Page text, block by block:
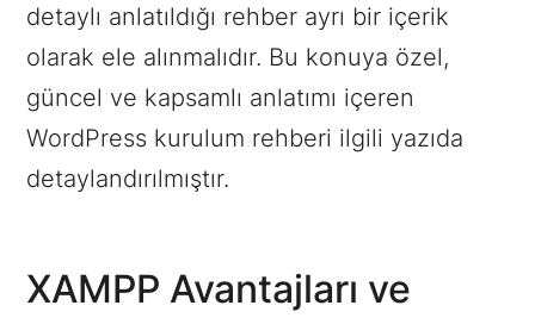
detaylı anlatıldığı rehber ayrı bir içerik
olarak ele alınmalıdır. Bu konuya özel,
güncel ve kapsamlı anlatımı içeren
WordPress kurulum rehberi ilgili yazıda
detaylandırılmıştır.
XAMPP Avantajları ve